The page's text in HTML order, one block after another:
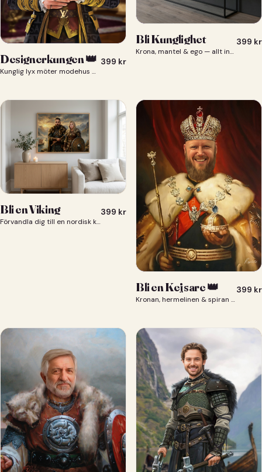
Designerkungen 👑
Kunglig lyx möter modehus — du som designerkung 👑
399 kr
Bli Kunglighet
Krona, mantel & ego — allt ingår 👑
399 kr
Bli en Viking
Förvandla dig till en nordisk krigare i ett episkt vikingaporträtt.
399 kr
Bli en Kejsare 👑
Kronan, hermelinen & spiran — du som kejsare 👑
399 kr